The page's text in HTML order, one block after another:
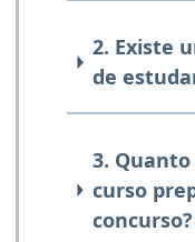
2. Existe
de
3.
curso
concurso?